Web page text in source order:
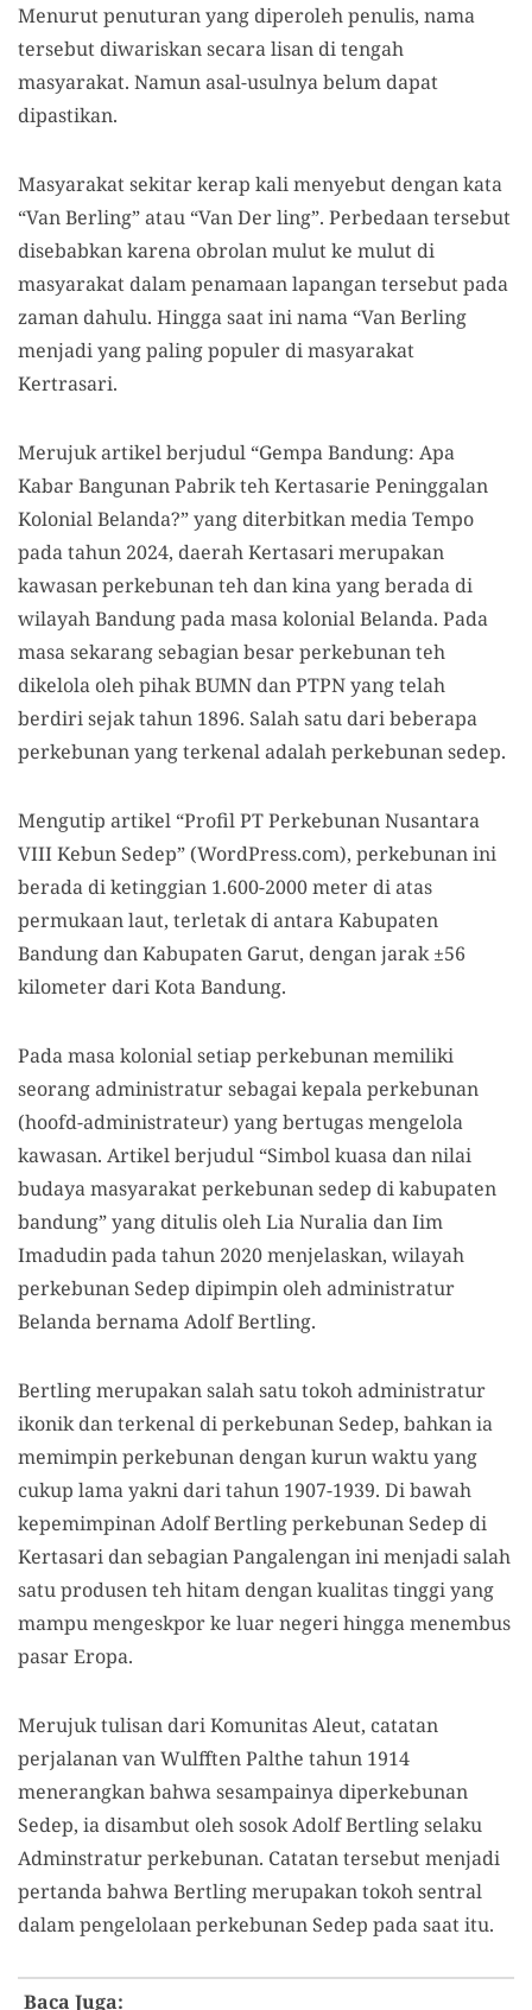
Menurut penuturan yang diperoleh penulis, nama
tersebut diwariskan secara lisan di tengah
masyarakat. Namun asal-usulnya belum dapat
dipastikan.
Masyarakat sekitar kerap kali menyebut dengan kata
“Van Berling” atau “Van Der ling”. Perbedaan tersebut
disebabkan karena obrolan mulut ke mulut di
masyarakat dalam penamaan lapangan tersebut pada
zaman dahulu. Hingga saat ini nama “Van Berling
menjadi yang paling populer di masyarakat
Kertrasari.
Merujuk artikel berjudul “Gempa Bandung: Apa
Kabar Bangunan Pabrik teh Kertasarie Peninggalan
Kolonial Belanda?” yang diterbitkan media Tempo
pada tahun 2024, daerah Kertasari merupakan
kawasan perkebunan teh dan kina yang berada di
wilayah Bandung pada masa kolonial Belanda. Pada
masa sekarang sebagian besar perkebunan teh
dikelola oleh pihak BUMN dan PTPN yang telah
berdiri sejak tahun 1896. Salah satu dari beberapa
perkebunan yang terkenal adalah perkebunan sedep.
Mengutip artikel “Profil PT Perkebunan Nusantara
VIII Kebun Sedep” (WordPress.com), perkebunan ini
berada di ketinggian 1.600-2000 meter di atas
permukaan laut, terletak di antara Kabupaten
Bandung dan Kabupaten Garut, dengan jarak ±56
kilometer dari Kota Bandung.
Pada masa kolonial setiap perkebunan memiliki
seorang administratur sebagai kepala perkebunan
(hoofd-administrateur) yang bertugas mengelola
kawasan. Artikel berjudul “Simbol kuasa dan nilai
budaya masyarakat perkebunan sedep di kabupaten
bandung” yang ditulis oleh Lia Nuralia dan Iim
Imadudin pada tahun 2020 menjelaskan, wilayah
perkebunan Sedep dipimpin oleh administratur
Belanda bernama Adolf Bertling.
Bertling merupakan salah satu tokoh administratur
ikonik dan terkenal di perkebunan Sedep, bahkan ia
memimpin perkebunan dengan kurun waktu yang
cukup lama yakni dari tahun 1907-1939. Di bawah
kepemimpinan Adolf Bertling perkebunan Sedep di
Kertasari dan sebagian Pangalengan ini menjadi salah
satu produsen teh hitam dengan kualitas tinggi yang
mampu mengeskpor ke luar negeri hingga menembus
pasar Eropa.
Merujuk tulisan dari Komunitas Aleut, catatan
perjalanan van Wulfften Palthe tahun 1914
menerangkan bahwa sesampainya diperkebunan
Sedep, ia disambut oleh sosok Adolf Bertling selaku
Adminstratur perkebunan. Catatan tersebut menjadi
pertanda bahwa Bertling merupakan tokoh sentral
dalam pengelolaan perkebunan Sedep pada saat itu.
Baca Juga: